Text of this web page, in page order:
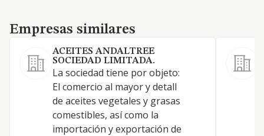
Empresas similares
Empresas similares
ACEITES ANDALTREE
SOCIEDAD LIMITADA.
La sociedad tiene por objeto:
El comercio al mayor y detall
de aceites vegetales y grasas
comestibles, así como la
importación y exportación de